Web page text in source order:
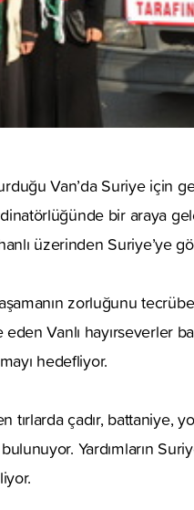
Van’da Suriye için
bir araya
üzerinden Suriye’ye
zorluğunu
eden Vanlı hayırseverler
hedefliyor.
çadır, battaniye,
Yardımların